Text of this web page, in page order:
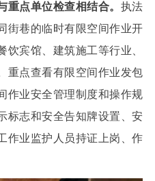
重点单位检查相结合。 执法
街巷的临时有限空间作业开
饮宾馆、建筑施工等行业、
重点查看有限空间作业发包
作业安全管理制度和操作规
标志和安全告知牌设置、安
作业监护人员持证上岗、作